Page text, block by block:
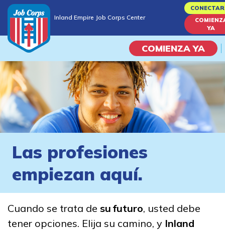
to
content
Inland Empire Job Corps Center
YA
COMIENZA YA
Programas
Vida En El Campus
Habilidades académicas
Viaje de la carrera
Estudiar
Programas de
Las profesiones
empiezan aquí.
Cuando se trata de su futuro, usted debe
tener opciones. Elija su camino, y Inland